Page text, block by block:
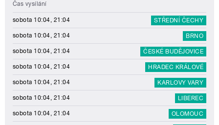
Čas vysílání
sobota 10:04, 21:04 STŘEDNÍ ČECHY
sobota 10:04, 21:04 BRNO
sobota 10:04, 21:04 ČESKÉ BUDĚJOVICE
sobota 10:04, 21:04 HRADEC KRÁLOVÉ
sobota 10:04, 21:04 KARLOVY VARY
sobota 10:04, 21:04 LIBEREC
sobota 10:04, 21:04 OLOMOUC